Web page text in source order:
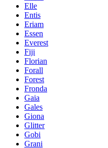
Elle
Entis
Eriam
Essen
Everest
Fiji
Florian
Forall
Forest
Fronda
Gaia
Gales
Giona
Glitter
Gobi
Grani